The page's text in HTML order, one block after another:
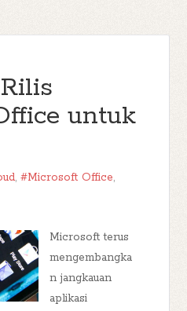
untuk
,#Microsoft Office,
Microsoft terus
mengembangka
n jangkauan
aplikasi